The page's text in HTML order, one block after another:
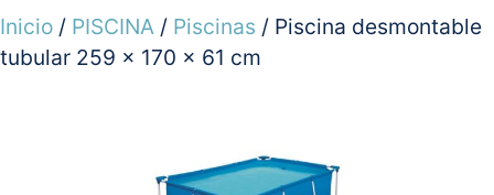
Inicio / PISCINA / Piscinas / Piscina desmontable
tubular 259 x 170 x 61 cm